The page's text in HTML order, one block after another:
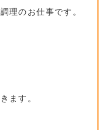
理のお仕事です。
ます。